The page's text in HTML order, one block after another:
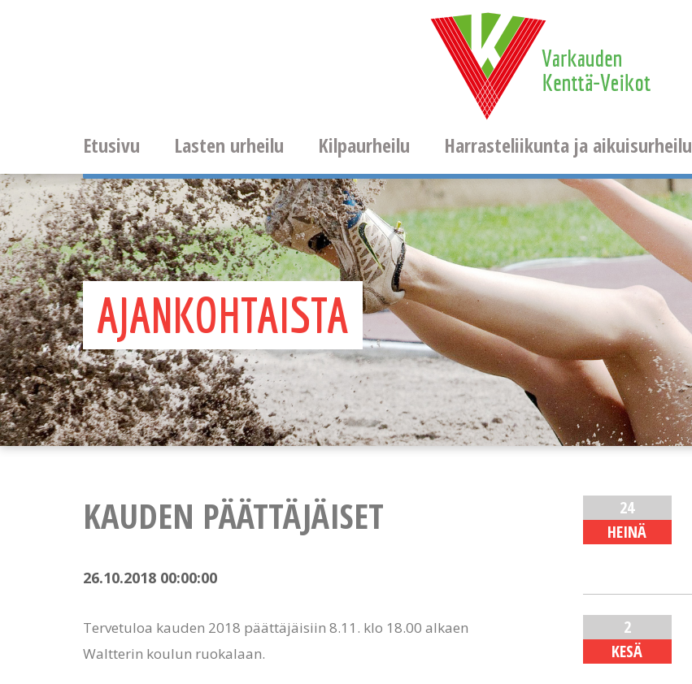
Etusivu Lasten urheilu Kilpaurheilu Harrasteliikunta ja aikuisurheilu
AJANKOHTAISTA
KAUDEN PÄÄTTÄJÄISET
26.10.2018 00:00:00
Tervetuloa kauden 2018 päättäjäisiin 8.11. klo 18.00 alkaen
Waltterin koulun ruokalaan.
24
HEINÄ
2
KESÄ